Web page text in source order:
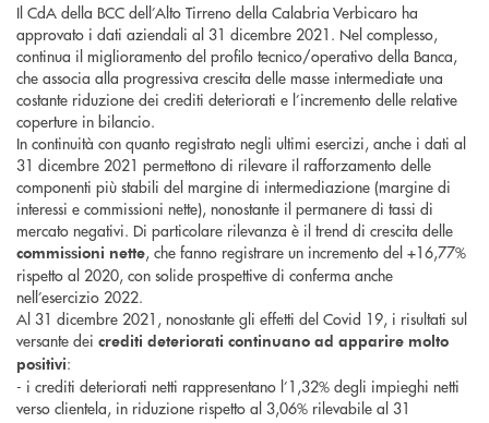
Il CdA della BCC dell’Alto Tirreno della Calabria Verbicaro ha
approvato i dati aziendali al 31 dicembre 2021. Nel complesso,
continua il miglioramento del profilo tecnico/operativo della Banca,
che associa alla progressiva crescita delle masse intermediate una
costante riduzione dei crediti deteriorati e l’incremento delle relative
coperture in bilancio.
In continuità con quanto registrato negli ultimi esercizi, anche i dati al
31 dicembre 2021 permettono di rilevare il rafforzamento delle
componenti più stabili del margine di intermediazione (margine di
interessi e commissioni nette), nonostante il permanere di tassi di
mercato negativi. Di particolare rilevanza è il trend di crescita delle
commissioni nette, che fanno registrare un incremento del +16,77%
rispetto al 2020, con solide prospettive di conferma anche
nell’esercizio 2022.
Al 31 dicembre 2021, nonostante gli effetti del Covid 19, i risultati sul
versante dei crediti deteriorati continuano ad apparire molto
positivi:
- i crediti deteriorati netti rappresentano l’1,32% degli impieghi netti
verso clientela, in riduzione rispetto al 3,06% rilevabile al 31